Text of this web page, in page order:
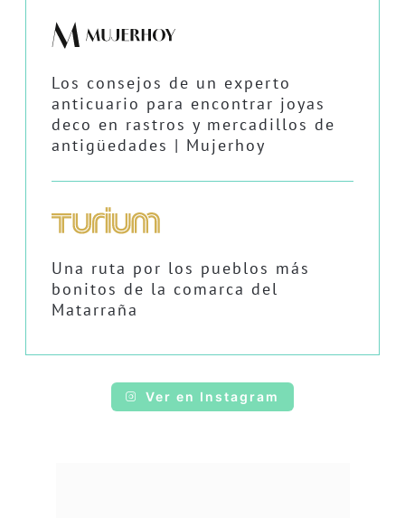
Los consejos de un experto
anticuario para encontrar joyas
deco en rastros y mercadillos de
antigüedades | Mujerhoy
Una ruta por los pueblos más
bonitos de la comarca del
Matarraña
Ver en Instagram